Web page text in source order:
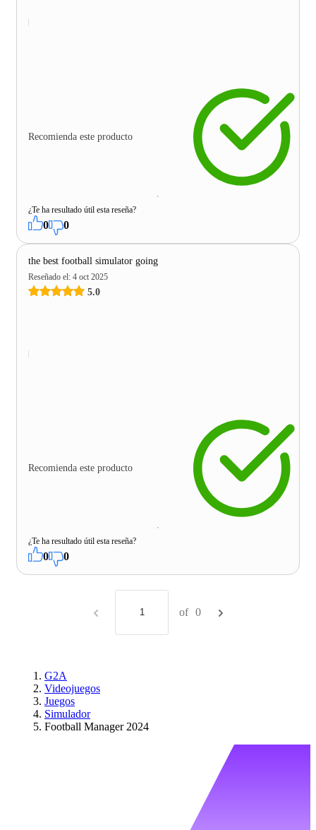
Recomienda este producto
¿Te ha resultado útil esta reseña?
0 0
the best football simulator going
Reseñado el: 4 oct 2025
5.0
Recomienda este producto
¿Te ha resultado útil esta reseña?
0 0
of 0
G2A
Videojuegos
Juegos
Simulador
Football Manager 2024